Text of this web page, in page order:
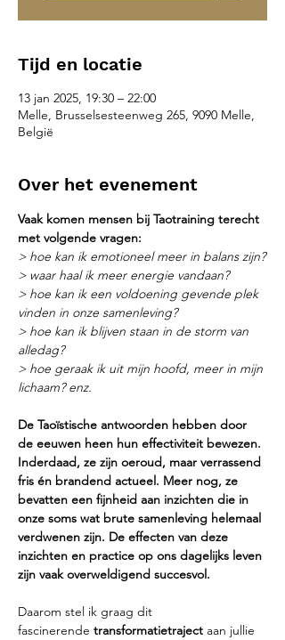
Tijd en locatie
13 jan 2025, 19:30 – 22:00
Melle, Brusselsesteenweg 265, 9090 Melle,
België
Over het evenement
Vaak komen mensen bij Taotraining terecht
met volgende vragen:
> hoe kan ik emotioneel meer in balans zijn?
​> waar haal ik meer energie vandaan?
​> hoe kan ik een voldoening gevende plek
vinden in onze samenleving?
​> hoe kan ik blijven staan in de storm van
alledag?
​> hoe geraak ik uit mijn hoofd, meer in mijn
lichaam? enz.
De Taoïstische antwoorden hebben door
de eeuwen heen hun effectiviteit bewezen.
Inderdaad, ze zijn oeroud, maar verrassend
fris én brandend actueel. Meer nog, ze
bevatten een fijnheid aan inzichten die in
onze soms wat brute samenleving helemaal
verdwenen zijn. De effecten van deze
inzichten en practice op ons dagelijks leven
zijn vaak overweldigend succesvol.
​​Daarom stel ik graag dit
fascinerende transformatietraject aan jullie